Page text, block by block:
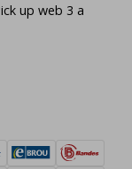
up web 3 a